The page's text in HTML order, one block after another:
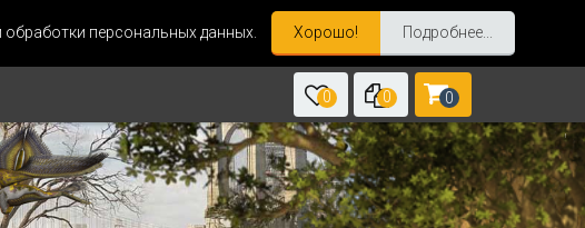
персональных данных. Хорошо! Подробнее...
0 0 0